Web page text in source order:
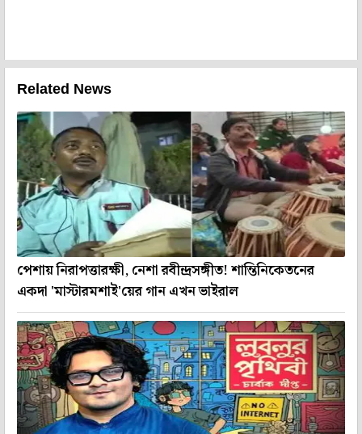
Related News
পেশায় নিরাপত্তারক্ষী, নেশা রবীন্দ্রসঙ্গীত! শান্তিনিকেতনের
একদা 'মাস্টারমশাই'য়ের গান এখন ভাইরাল